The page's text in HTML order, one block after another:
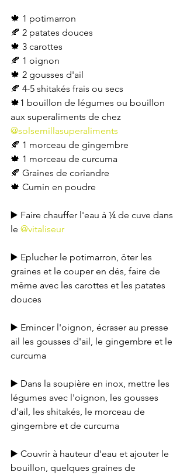
🍁 1 potimarron
🍂 2 patates douces
🍁 3 carottes
🍂 1 oignon
🍁 2 gousses d'ail
🍂 4-5 shitakés frais ou secs
🍁1 bouillon de légumes ou bouillon
aux superaliments de chez
@solsemillasuperaliments
🍂 1 morceau de gingembre
🍁 1 morceau de curcuma
🍂 Graines de coriandre
🍁 Cumin en poudre
▶️ Faire chauffer l'eau à ¼ de cuve dans
le @vitaliseur
▶️ Eplucher le potimarron, ôter les
graines et le couper en dés, faire de
même avec les carottes et les patates
douces
▶️ Emincer l'oignon, écraser au presse
ail les gousses d'ail, le gingembre et le
curcuma
▶️ Dans la soupière en inox, mettre les
légumes avec l'oignon, les gousses
d'ail, les shitakés, le morceau de
gingembre et de curcuma
▶️ Couvrir à hauteur d'eau et ajouter le
bouillon, quelques graines de